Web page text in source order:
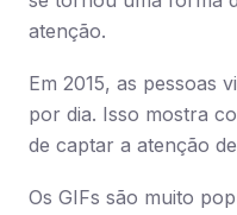
atenção.
Em 2015, as pessoas
por dia. Isso mostra
de captar a atenção
Os GIFs são muito